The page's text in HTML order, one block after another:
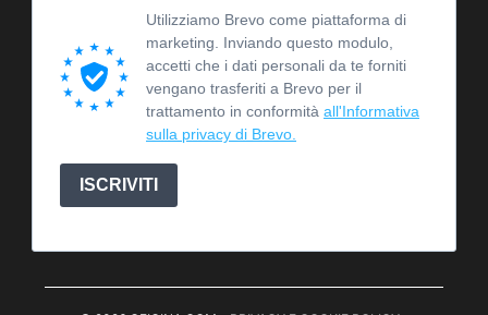
Utilizziamo Brevo come piattaforma di
marketing. Inviando questo modulo,
accetti che i dati personali da te forniti
vengano trasferiti a Brevo per il
trattamento in conformità all'Informativa
sulla privacy di Brevo.
ISCRIVITI